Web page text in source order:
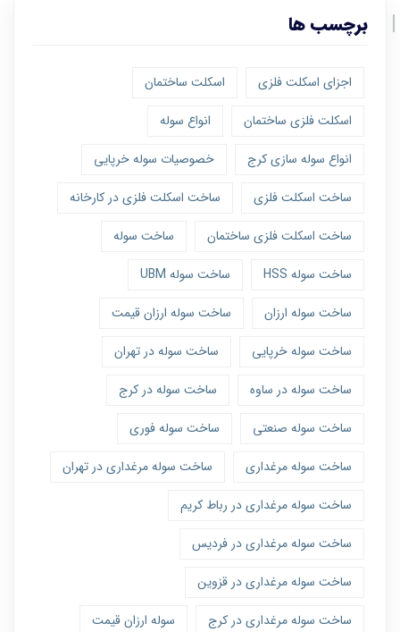
برچسب ها
اجزای اسکلت فلزی
اسکلت ساختمان
اسکلت فلزی ساختمان
انواع سوله
انواع سوله سازی کرج
خصوصیات سوله خرپایی
ساخت اسکلت فلزی
ساخت اسکلت فلزی در کارخانه
ساخت اسکلت فلزی ساختمان
ساخت سوله
ساخت سوله HSS
ساخت سوله UBM
ساخت سوله ارزان
ساخت سوله ارزان قیمت
ساخت سوله خرپایی
ساخت سوله در تهران
ساخت سوله در ساوه
ساخت سوله در کرج
ساخت سوله صنعتی
ساخت سوله فوری
ساخت سوله مرغداری
ساخت سوله مرغداری در تهران
ساخت سوله مرغداری در رباط کریم
ساخت سوله مرغداری در فردیس
ساخت سوله مرغداری در قزوین
ساخت سوله مرغداری در کرج
سوله ارزان قیمت